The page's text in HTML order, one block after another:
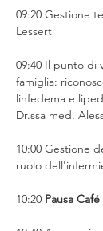
09:20 Gestione
Lessert
09:40 Il punto di
famiglia:
linfedema e
Dr.ssa med.
10:00 Gestione
ruolo
10:20 Pausa Café